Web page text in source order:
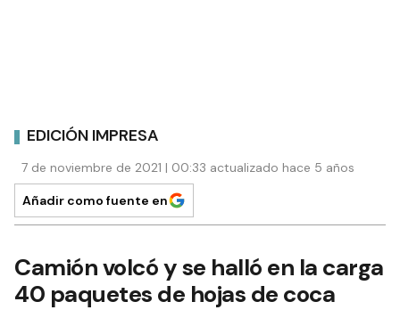
EDICIÓN IMPRESA
7 de noviembre de 2021 | 00:33 actualizado hace 5 años
Añadir como fuente en
Camión volcó y se halló en la carga
40 paquetes de hojas de coca